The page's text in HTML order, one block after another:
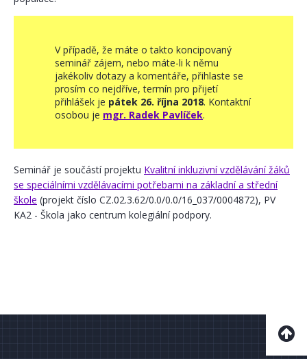
V případě, že máte o takto koncipovaný
seminář zájem, nebo máte-li k němu
jakékoliv dotazy a komentáře, přihlaste se
prosím co nejdříve, termín pro přijetí
přihlášek je pátek 26. října 2018. Kontaktní
osobou je mgr. Radek Pavlíček.
Seminář je součástí projektu Kvalitní inkluzivní vzdělávání žáků
se speciálními vzdělávacími potřebami na základní a střední
škole (projekt číslo CZ.02.3.62/0.0/0.0/16_037/0004872), PV
KA2 - Škola jako centrum kolegiální podpory.